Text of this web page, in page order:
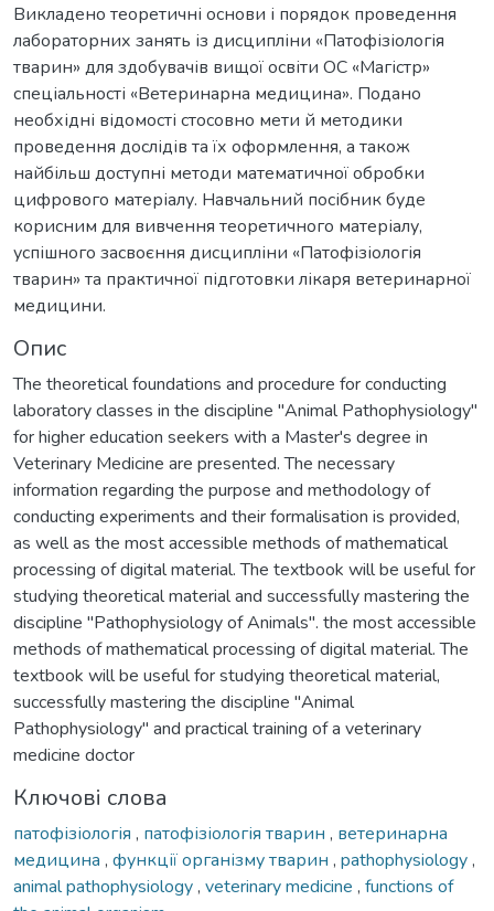
Викладено теоретичні основи і порядок проведення
лабораторних занять із дисципліни «Патофізіологія
тварин» для здобувачів вищої освіти ОС «Магістр»
спеціальності «Ветеринарна медицина». Подано
необхідні відомості стосовно мети й методики
проведення дослідів та їх оформлення, а також
найбільш доступні методи математичної обробки
цифрового матеріалу. Навчальний посібник буде
корисним для вивчення теоретичного матеріалу,
успішного засвоєння дисципліни «Патофізіологія
тварин» та практичної підготовки лікаря ветеринарної
медицини.
Опис
The theoretical foundations and procedure for conducting
laboratory classes in the discipline "Animal Pathophysiology"
for higher education seekers with a Master's degree in
Veterinary Medicine are presented. The necessary
information regarding the purpose and methodology of
conducting experiments and their formalisation is provided,
as well as the most accessible methods of mathematical
processing of digital material. The textbook will be useful for
studying theoretical material and successfully mastering the
discipline "Pathophysiology of Animals". the most accessible
methods of mathematical processing of digital material. The
textbook will be useful for studying theoretical material,
successfully mastering the discipline "Animal
Pathophysiology" and practical training of a veterinary
medicine doctor
Ключові слова
патофізіологія , патофізіологія тварин , ветеринарна
медицина , функції організму тварин , pathophysiology,
animal pathophysiology, veterinary medicine , functions of